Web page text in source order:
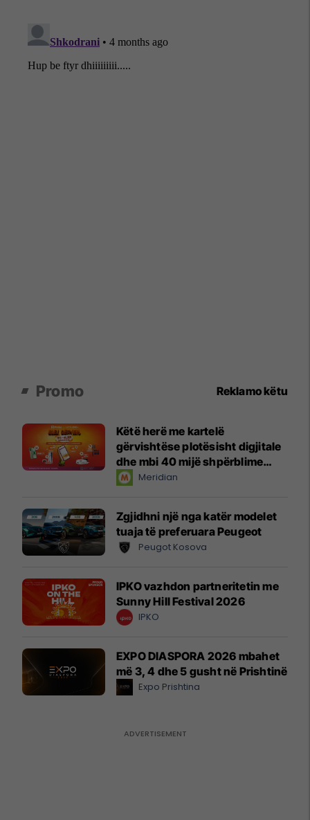
Promo Reklamo këtu
Këtë herë me kartelë
gërvishtëse plotësisht digjitale
dhe mbi 40 mijë shpërblime
instant!Meridian
Zgjidhni një nga katër modelet
tuaja të preferuara Peugeot
Peugot Kosova
IPKO vazhdon partneritetin me
Sunny Hill Festival 2026
IPKO
EXPO DIASPORA 2026 mbahet
më 3, 4 dhe 5 gusht në Prishtinë
Expo Prishtina